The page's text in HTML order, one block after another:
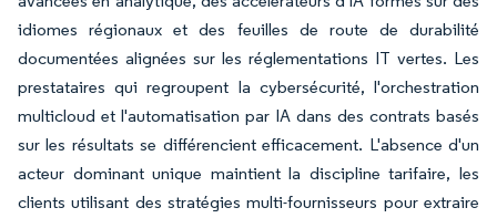
idiomes régionaux et des feuilles de route de durabilité
documentées alignées sur les réglementations IT vertes. Les
prestataires qui regroupent la cybersécurité, l'orchestration
multicloud et l'automatisation par IA dans des contrats basés
sur les résultats se différencient efficacement. L'absence d'un
acteur dominant unique maintient la discipline tarifaire, les
clients utilisant des stratégies multi-fournisseurs pour extraire